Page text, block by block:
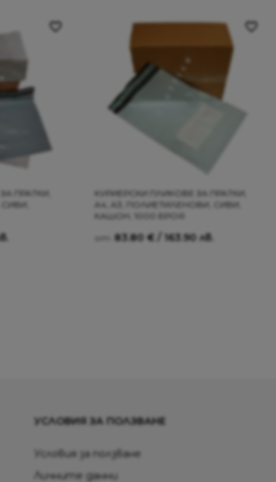
ПРАТКИ,
КУРИЕРСКИ ПЛИКОВЕ ЗА ПРАТКИ,
A4, A3, ПОЛИЕТИЛЕНОВИ, СИВИ,
КАШОН, 1000 БРОЯ
83.80€ / 163.90 лв.
УСЛОВИЯ ЗА ПОЛЗВАНЕ
Условия за ползване
Личните данни